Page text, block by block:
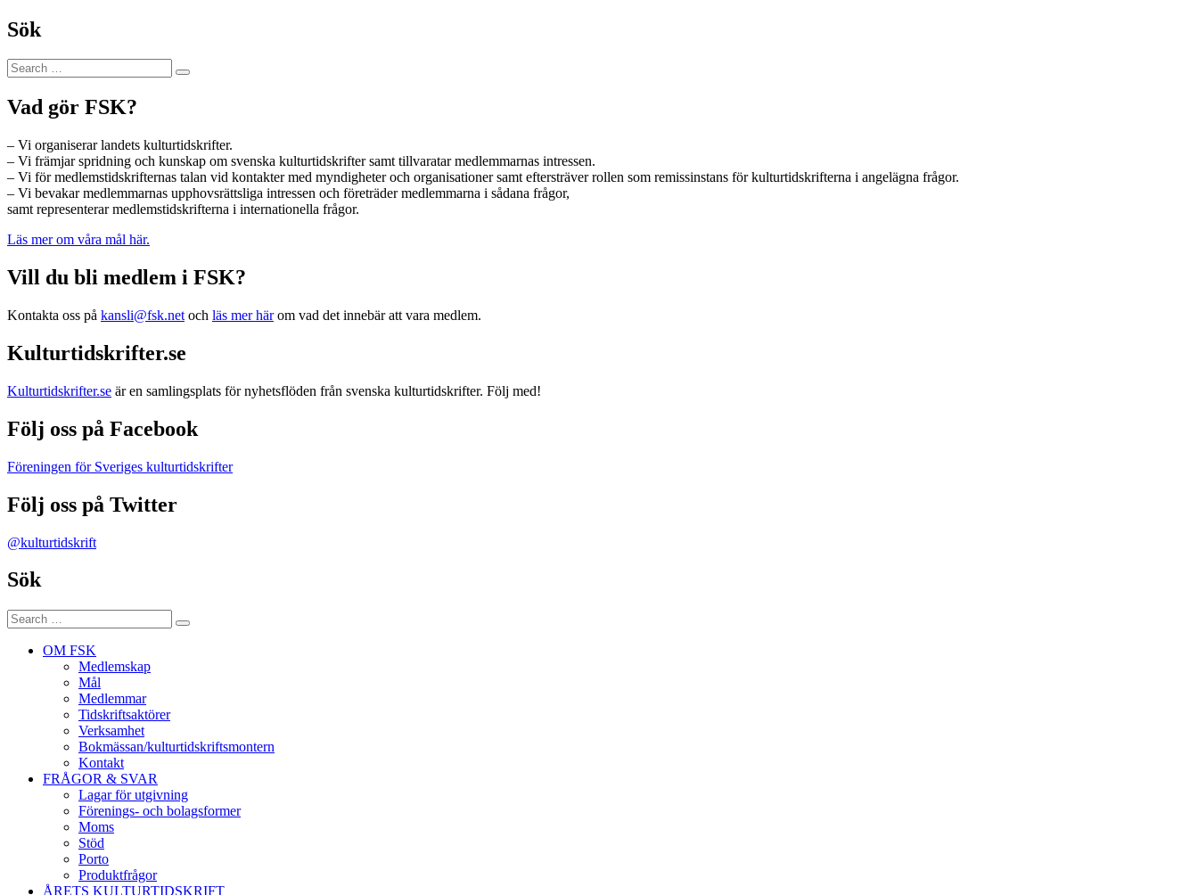
Sök
Search
for:
Search
Vad gör FSK?
– Vi organiserar landets kulturtidskrifter.
– Vi främjar spridning och kunskap om svenska kulturtidskrifter samt tillvaratar medlemmarnas intressen.
– Vi för medlemstidskrifternas talan vid kontakter med myndigheter och organisationer samt eftersträver rollen som remissinstans för kulturtidskrifterna i angelägna frågor.
– Vi bevakar medlemmarnas upphovsrättsliga intressen och företräder medlemmarna i sådana frågor,
samt representerar medlemstidskrifterna i internationella frågor.
Läs mer om våra mål här.
Vill du bli medlem i FSK?
Kontakta oss på kansli@fsk.net och läs mer härom vad det innebär att vara medlem.
Kulturtidskrifter.se
Kulturtidskrifter.se är en samlingsplats för nyhetsflöden från svenska kulturtidskrifter. Följ med!
Följ oss på Facebook
Föreningen för Sveriges kulturtidskrifter
Följ oss på Twitter
@kulturtidskrift
Sök
Search
for:
Search
OM FSK
Medlemskap
Mål
Medlemmar
Tidskriftsaktörer
Verksamhet
Bokmässan/kulturtidskriftsmontern
Kontakt
FRÅGOR & SVAR
Lagar för utgivning
Förenings- och bolagsformer
Moms
Stöd
Porto
Produktfrågor
ÅRETS KULTURTIDSKRIFT